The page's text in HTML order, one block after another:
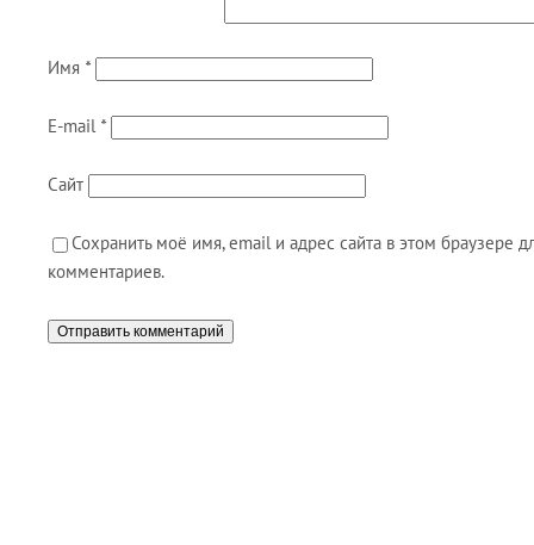
Имя *
E-mail *
Сайт
Сохранить моё имя, email и адрес сайта в этом браузере
комментариев.